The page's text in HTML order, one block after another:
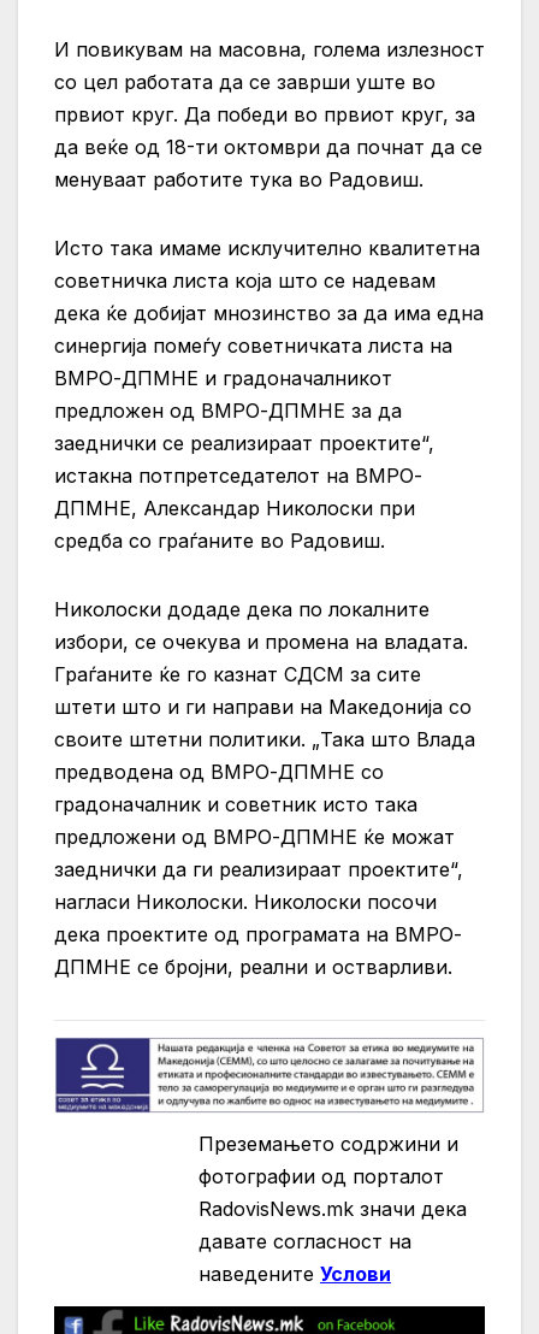
И повикувам на масовна, голема излезност
со цел работата да се заврши уште во
првиот круг. Да победи во првиот круг, за
да веќе од 18-ти октомври да почнат да се
менуваат работите тука во Радовиш.
Исто така имаме исклучително квалитетна
советничка листа која што се надевам
дека ќе добијат мнозинство за да има една
синергија помеѓу советничката листа на
ВМРО-ДПМНЕ и градоначалникот
предложен од ВМРО-ДПМНЕ за да
заеднички се реализираат проектите“,
истакна потпретседателот на ВМРО-
ДПМНЕ, Александар Николоски при
средба со граѓаните во Радовиш.
Николоски додаде дека по локалните
избори, се очекува и промена на владата.
Граѓаните ќе го казнат СДСМ за сите
штети што и ги направи на Македонија со
своите штетни политики. „Така што Влада
предводена од ВМРО-ДПМНЕ со
градоначалник и советник исто така
предложени од ВМРО-ДПМНЕ ќе можат
заеднички да ги реализираат проектите“,
нагласи Николоски. Николоски посочи
дека проектите од програмата на ВМРО-
ДПМНЕ се бројни, реални и остварливи.
Преземањето содржини и
фотографии од порталот
RadovisNews.mk значи дека
давате согласност на
нaведените Услови